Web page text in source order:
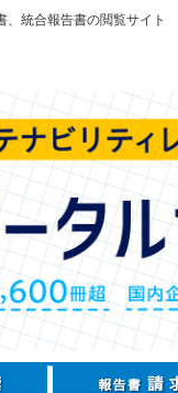
統合報告書の閲覧サイト